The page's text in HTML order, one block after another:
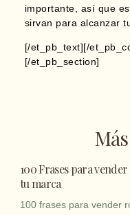
importante, así que
sirvan para alcanzar
[/et_pb_text][/
[/et_pb_section]
100 Frases para
tu marca
100 frases para vender